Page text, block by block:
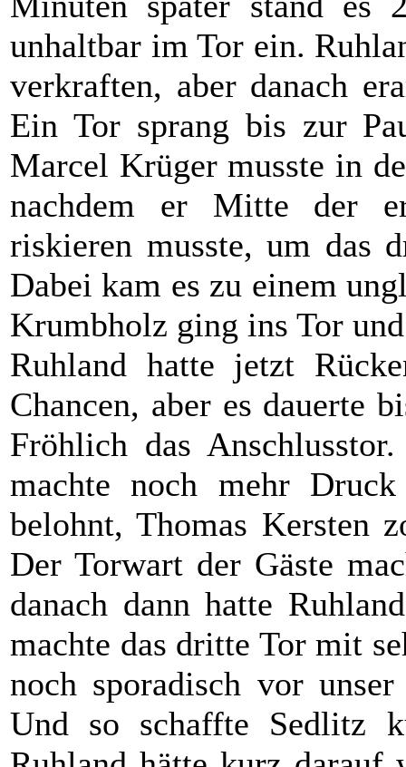
unhaltbar im Tor ein.
verkraften, aber danach
Ein Tor sprang bis zur
Marcel Krüger musste in
nachdem er Mitte der
riskieren musste, um das
Dabei kam es zu einem
Krumbholz ging ins Tor
Ruhland hatte jetzt
Chancen, aber es dauerte
Fröhlich das
machte noch mehr
belohnt, Thomas Kersten
Der Torwart der Gäste
danach dann hatte
machte das dritte Tor mit
noch sporadisch vor
Und so schaffte Sedlitz